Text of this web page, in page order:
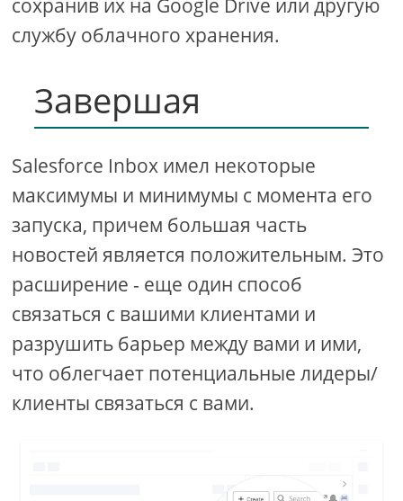
сохранив их на Google Drive или другую
службу облачного хранения.
Завершая
Salesforce Inbox имел некоторые
максимумы и минимумы с момента его
запуска, причем большая часть
новостей является положительным. Это
расширение - еще один способ
связаться с вашими клиентами и
разрушить барьер между вами и ими,
что облегчает потенциальные лидеры/
клиенты связаться с вами.